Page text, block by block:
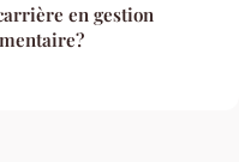
en gestion